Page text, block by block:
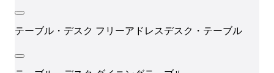
テーブル・デスク フリーアドレスデスク・テーブル